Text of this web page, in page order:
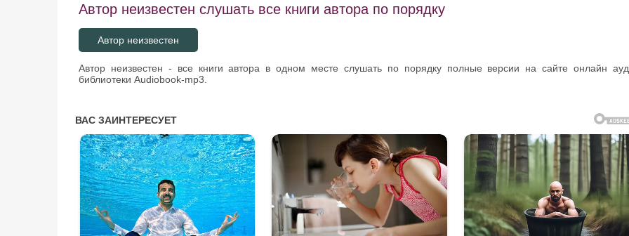
Автор неизвестен слушать все книги автора по порядку
Автор неизвестен
Автор неизвестен - все книги автора в одном месте слушать по порядку полные версии на сайте онлайн
библиотеки Audiobook-mp3.